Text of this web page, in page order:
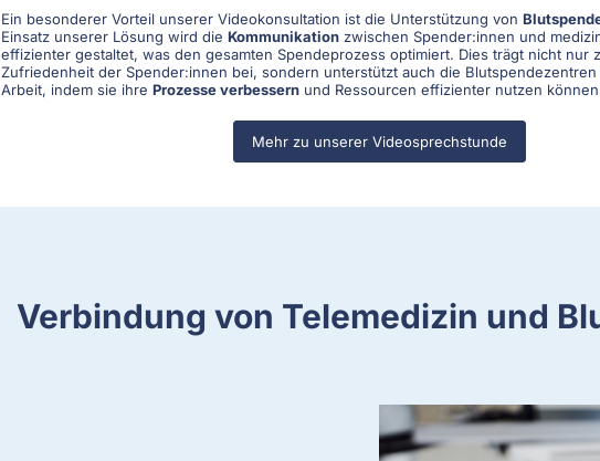
Ein besonderer Vorteil unserer Videokonsultation ist die Unterstützung von
Einsatz unserer Lösung wird die Kommunikation zwischen Spender:innen und
effizienter gestaltet, was den gesamten Spendeprozess optimiert. Dies trägt nicht nur
Zufriedenheit der Spender:innen bei, sondern unterstützt auch die
Arbeit, indem sie ihre Prozesse verbessern und Ressourcen effizienter nutzen
Mehr zu unserer Videosprechstunde
Verbindung von Telemedizin und